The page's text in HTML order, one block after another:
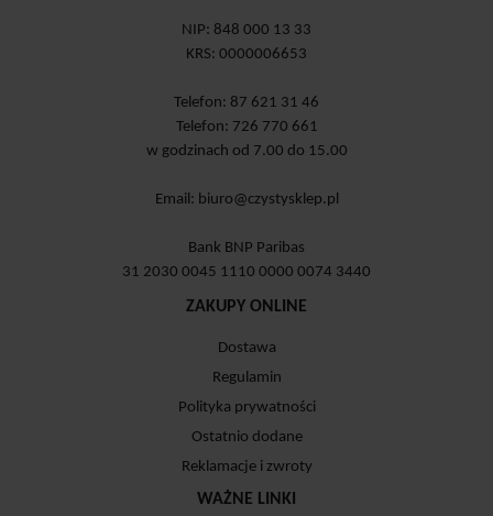
NIP: 848 000 13 33
KRS: 0000006653
Telefon: 87 621 31 46
Telefon: 726 770 661
w godzinach od 7.00 do 15.00
Email: biuro@czystysklep.pl
Bank BNP Paribas
31 2030 0045 1110 0000 0074 3440
ZAKUPY ONLINE
Dostawa
Regulamin
Polityka prywatności
Ostatnio dodane
Reklamacje i zwroty
WAŻNE LINKI